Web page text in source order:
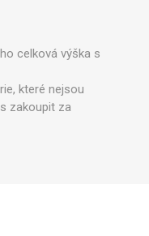
celková výška s
které nejsou
zakoupit za